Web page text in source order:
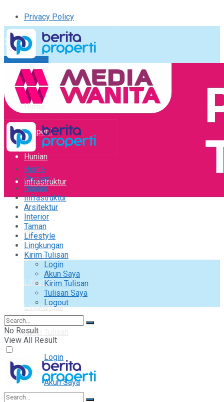
Privacy Policy
Kirim Tulisan
Tulisan Saya
Logout
Home
Properti
Hunian
Infrastruktur
Arsitektur
Interior
Taman
Lifestyle
Lingkungan
Kirim Tulisan
Login
Akun Saya
Home
Properti
Hunian
Infrastruktur
Arsitektur
Interior
Taman
Lifestyle
Lingkungan
Kirim Tulisan
Login
Akun Saya
Kirim Tulisan
Tulisan Saya
Logout
No Result
View All Result